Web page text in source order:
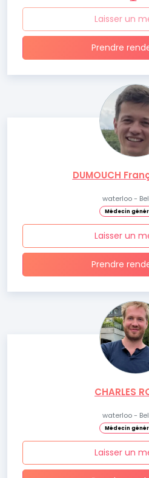
Laisser un
Prendre
DUMOUCH
waterloo -
Médecin
Laisser un
Prendre
CHARLES
waterloo -
Médecin
Laisser un